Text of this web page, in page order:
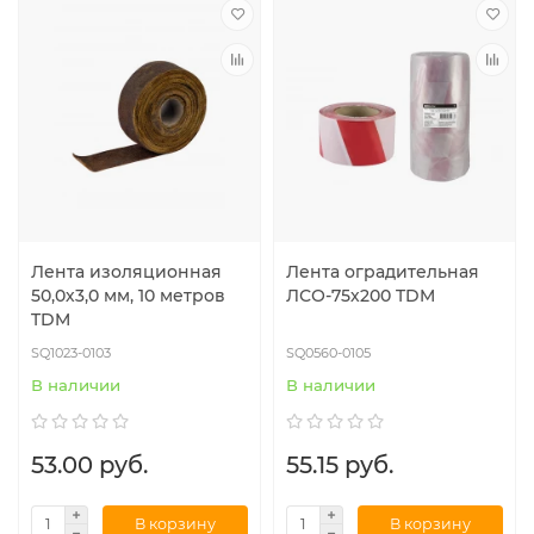
Лента изоляционная
50,0х3,0 мм, 10 метров
TDM
SQ1023-0103
В наличии
53.00 руб.
В корзину
Лента оградительная
ЛСО-75х200 TDM
SQ0560-0105
В наличии
55.15 руб.
В корзину